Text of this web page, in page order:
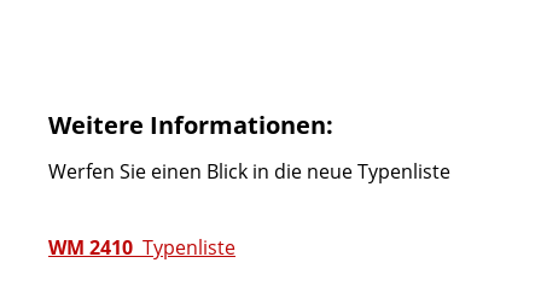
Weitere Informationen:
Werfen Sie einen Blick in die neue Typenliste
WM 2410 Typenliste